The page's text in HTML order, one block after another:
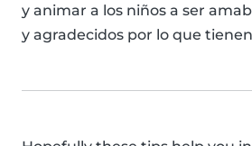
y animar a los niños a ser
y agradecidos por lo que